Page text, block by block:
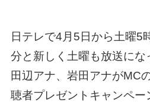
日テレで4月5日から土曜5
分と新しく土曜も放送にな
田辺アナ、岩田アナがMC
聴者プレゼントキャンペー